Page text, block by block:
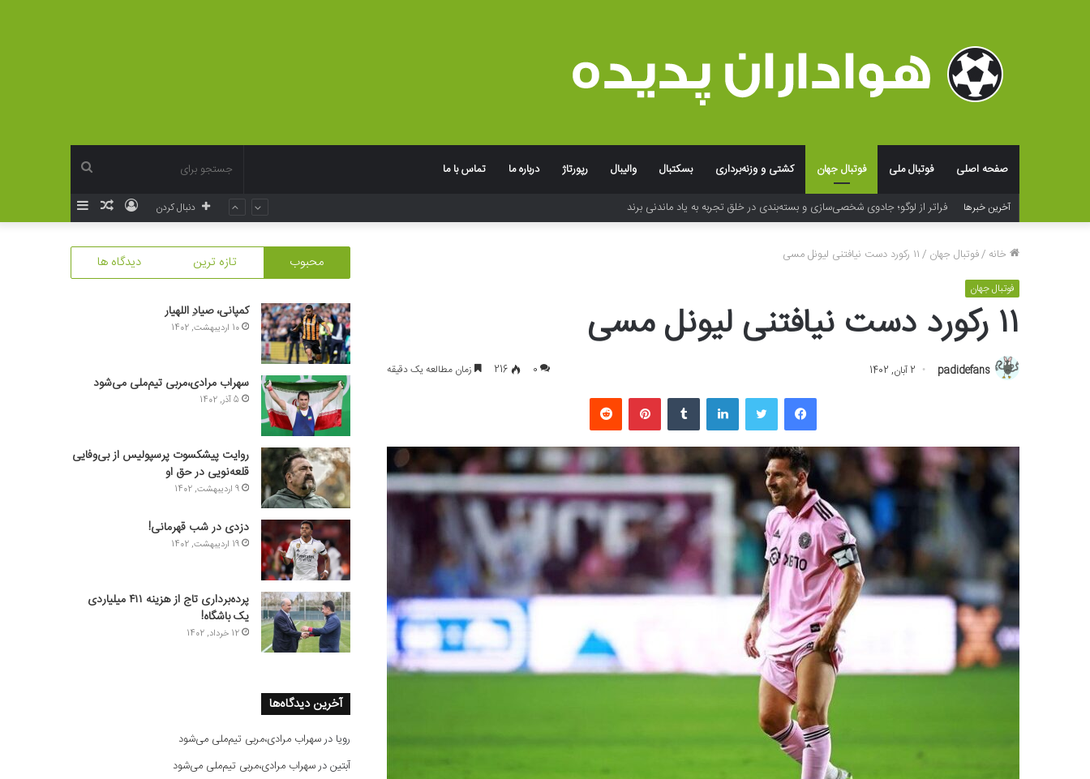
صفحه اصلی فوتبال ملی فوتبال جهان کشتی و وزنه‌برداری بسکتبال والیبال رپورتاژ درباره ما تماس با ما
برای آخرین خبرها فراتر از لوگو؛ جادوی شخصی‌سازی و بسته‌بندی در خلق تجربه به یاد ماندنی برند
نوشته
ورود دنبال کردن
خانه /فوتبال جهان /۱۱ رکورد دست نیافتنی لیونل مسی
فوتبال جهان
۱۱ رکورد دست نیافتنی لیونل مسی
padidefans 2 آبان, 1402 0
216 زمان مطالعه یک دقیقه
فیسبوک لینکداین پینتریست
محبوب تازه ترین دیدگاه ها
کمپانی، صیادِ اللهیار
10 اردیبهشت, 1402
سهراب مرادی،مربی تیم‌ملی می‌شود
5 آذر, 1402
روایت پیشکسوت پرسپولیس از بی‌وفایی
قلعه‌نویی در حق او
9 اردیبهشت, 1402
دزدی در شب قهرمانی!
19 اردیبهشت, 1402
پرده‌برداری تاج از هزینه ۴۱۱ میلیاردی
یک باشگاه!
12 خرداد, 1402
آخرین دیدگاه‌ها
رویا درسهراب مرادی،مربی تیم‌ملی می‌شود
آبتیندرسهراب مرادی،مربی تیم‌ملی می‌شود